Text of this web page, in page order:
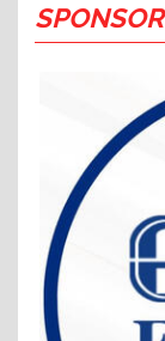
SPONSOR